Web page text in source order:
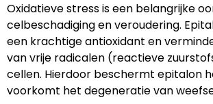
Oxidatieve stress is een belangrijke
celbeschadiging en veroudering.
een krachtige antioxidant en
van vrije radicalen (reactieve
cellen. Hierdoor beschermt epitalon
voorkomt het degeneratie van